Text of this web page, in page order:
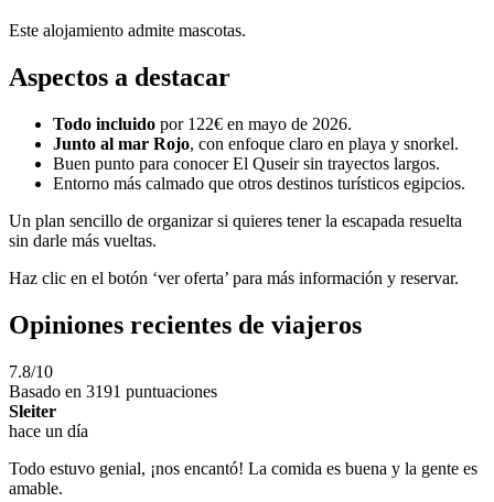
Este alojamiento admite mascotas.
Aspectos a destacar
Todo incluido por 122€ en mayo de 2026.
Junto al mar Rojo, con enfoque claro en playa y snorkel.
Buen punto para conocer El Quseir sin trayectos largos.
Entorno más calmado que otros destinos turísticos egipcios.
Un plan sencillo de organizar si quieres tener la escapada resuelta
sin darle más vueltas.
Haz clic en el botón ‘ver oferta’ para más información y reservar.
Opiniones recientes de viajeros
7.8/10
Basado en 3191 puntuaciones
Sleiter
hace un día
Todo estuvo genial, ¡nos encantó! La comida es buena y la gente es
amable.